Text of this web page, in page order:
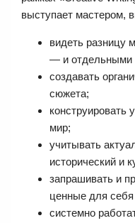
выступает мастером,
видеть разницу
— и отдельными
создавать
сюжета;
конструировать
мир;
учитывать
исторический и
запрашивать и
ценные для
системно